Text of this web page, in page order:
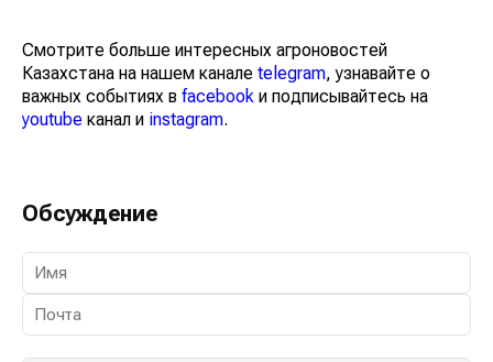
Смотрите больше интересных агроновостей
Казахстана на нашем канале telegram, узнавайте о
важных событиях в facebook и подписывайтесь на
youtube канал и instagram.
Обсуждение